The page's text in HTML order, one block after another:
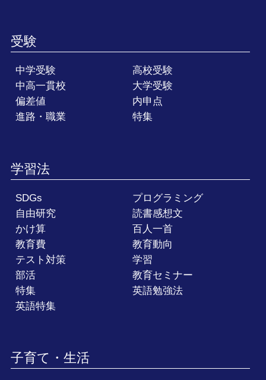
受験
中学受験
高校受験
中高一貫校
大学受験
偏差値
内申点
進路・職業
特集
学習法
SDGs
プログラミング
自由研究
読書感想文
かけ算
百人一首
教育費
教育動向
テスト対策
学習
部活
教育セミナー
特集
英語勉強法
英語特集
子育て・生活